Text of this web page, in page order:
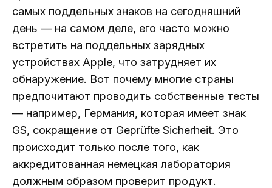
самых поддельных знаков на сегодняшний
день — на самом деле, его часто можно
встретить на поддельных зарядных
устройствах Apple, что затрудняет их
обнаружение. Вот почему многие страны
предпочитают проводить собственные тесты
— например, Германия, которая имеет знак
GS, сокращение от Geprüfte Sicherheit. Это
происходит только после того, как
аккредитованная немецкая лаборатория
должным образом проверит продукт.